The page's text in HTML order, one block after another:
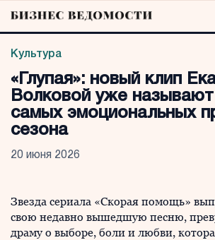
Культура
«Глупая»: новый клип
Волковой уже
самых эмоциональных
сезона
20 июня 2026
Звезда сериала «Скорая помощь»
свою недавно вышедшую песню,
драму о выборе, боли и любви,